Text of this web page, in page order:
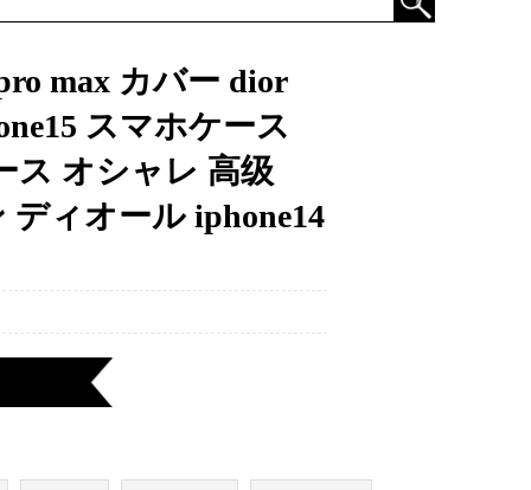
max カバー dior
スマホケース
ス オシャレ 高级
ディオール iphone14